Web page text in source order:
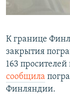
Все сайты
К границе
закрытия
163
сообщила
Финляндии.